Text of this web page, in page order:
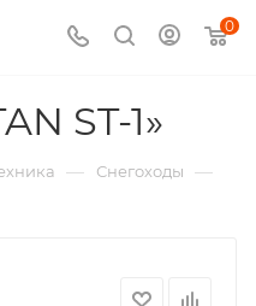
0
ST-1»
— Снегоходы —